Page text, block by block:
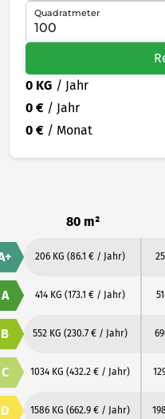
Quadratmeter
0 KG / Jahr
0 € / Jahr
0 € / Monat
80 m²
206 KG (86.1 € / Jahr)
A 414 KG (173.1 € / Jahr)
B 552 KG (230.7 € / Jahr)
C 1034 KG (432.2 € / Jahr)
D 1586 KG (662.9 € / Jahr)